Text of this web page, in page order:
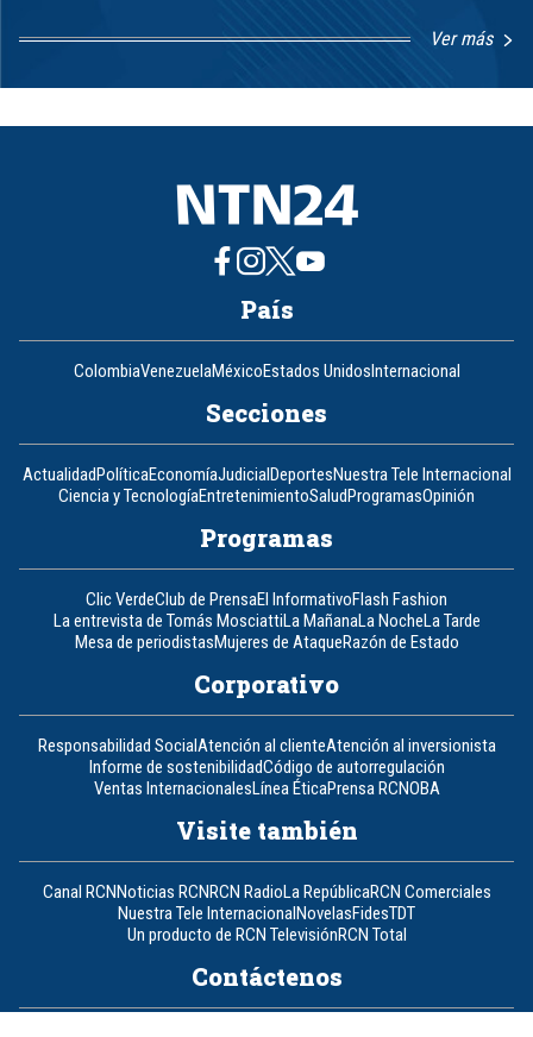
Ver más
1
8
País
ColombiaVenezuelaMéxicoEstados UnidosInternacional
Secciones
ActualidadPolíticaEconomíaJudicialDeportesNuestra Tele Internacional
Ciencia y TecnologíaEntretenimientoSaludProgramasOpinión
Programas
Clic VerdeClub de PrensaEl InformativoFlash Fashion
La entrevista de Tomás MosciattiLa MañanaLa NocheLa Tarde
Mesa de periodistasMujeres de AtaqueRazón de Estado
Corporativo
Responsabilidad SocialAtención al clienteAtención al inversionista
Informe de sostenibilidadCódigo de autorregulación
Ventas InternacionalesLínea ÉticaPrensa RCNOBA
Visite también
Canal RCNNoticias RCNRCN RadioLa RepúblicaRCN Comerciales
Nuestra Tele InternacionalNovelasFidesTDT
Un producto de RCN TelevisiónRCN Total
Contáctenos